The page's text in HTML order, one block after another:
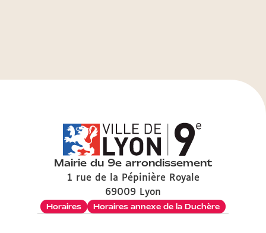
Mairie du 9e arrondissement
1 rue de la Pépinière Royale
69009 Lyon
Horaires
Horaires annexe de la Duchère